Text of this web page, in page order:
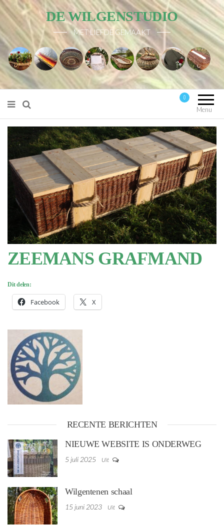
DE WILGENSTUDIO
MET LIEFDE GEMAAKT
Menu
0
ZEEMANS GRAFMAND
Dit delen:
Facebook X
RECENTE BERICHTEN
NIEUWE WEBSITE IS ONDERWEG
5 juli 2025 Uit
Wilgentenen schaal
15 juni 2023 Uit